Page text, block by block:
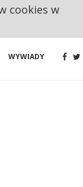
WYWIADY
cookies w